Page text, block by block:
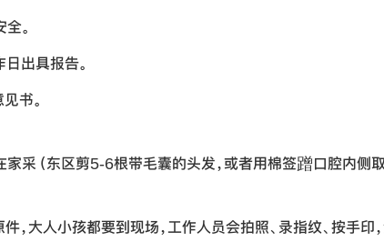
。
出具报告。
书。
家采（东区剪5-6根带毛囊的头发，或者用棉签蹭口腔内侧
，大人小孩都要到现场，工作人员会拍照、录指纹、按手印